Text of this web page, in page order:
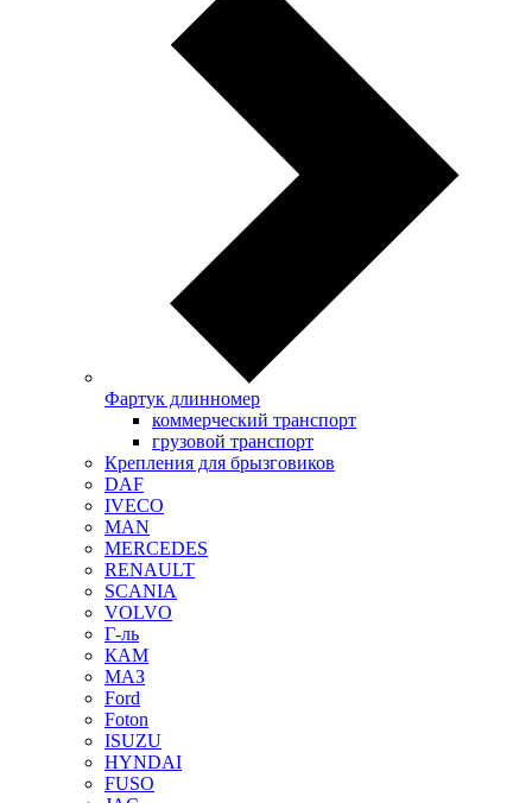
Фартук длинномер
коммерческий транспорт
грузовой транспорт
Крепления для брызговиков
DAF
IVECO
MAN
MERCEDES
RENAULT
SCANIA
VOLVO
Г-ль
КАМ
МАЗ
Ford
Foton
ISUZU
HYNDAI
FUSO